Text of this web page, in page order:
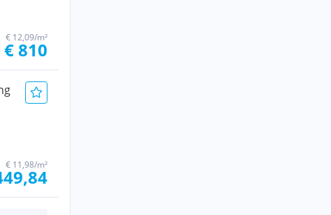
€ 12,09/m²
€ 810
€ 11,98/m²